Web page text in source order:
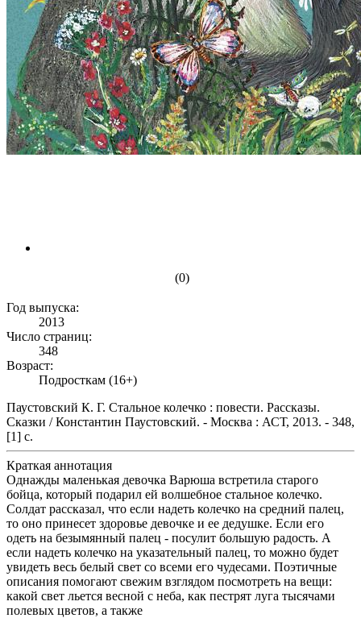
(0)
Год выпуска:
2013
Число страниц:
348
Возраст:
Подросткам (16+)
Паустовский К. Г. Стальное колечко : повести. Рассказы.
Сказки / Константин Паустовский. - Москва : АСТ, 2013. - 348,
[1] с.
Краткая аннотация
Однажды маленькая девочка Варюша встретила старого
бойца, который подарил ей волшебное стальное колечко.
Солдат рассказал, что если надеть колечко на средний палец,
то оно принесет здоровье девочке и ее дедушке. Если его
одеть на безымянный палец - посулит большую радость. А
если надеть колечко на указательный палец, то можно будет
увидеть весь белый свет со всеми его чудесами. Поэтичные
описания помогают свежим взглядом посмотреть на вещи:
какой свет льется весной с неба, как пестрят луга тысячами
полевых цветов, а также